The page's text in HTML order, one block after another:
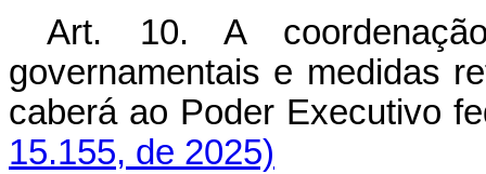
Art. 10. A
governamentais e medidas
caberá ao Poder
15.155, de 2025)